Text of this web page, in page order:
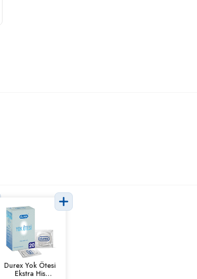
Durex Yok Ötesi
Ekstra His